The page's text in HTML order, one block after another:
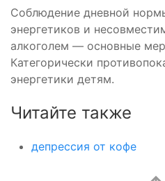
Соблюдение дневной
энергетиков и
алкоголем — основные
Категорически
энергетики детям.
Читайте также
депрессия от кофе